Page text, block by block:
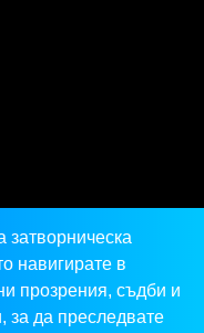
навигирате в
прозрения, съдби и
за да преследвате